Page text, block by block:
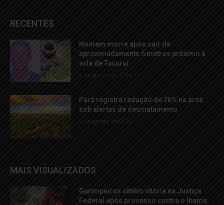
RECENTES
Homem morre após cair de
aproximadamente 5 metros próximo à
orla de Tucuruí
8 de agosto de 2026
Pará registra redução de 26% na área
sob alertas de desmatamento
8 de agosto de 2026
MAIS VISUALIZADOS
Garimpeiros obtêm vitória na Justiça
Federal após processo contra o Ibama